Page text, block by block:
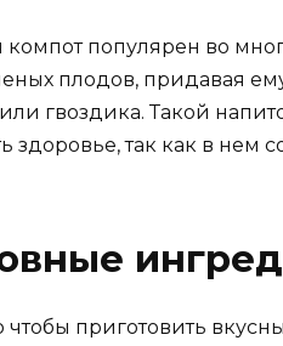
популярен во
плодов, придавая
гвоздика. Такой
здоровье, так как в
чтобы приготовить